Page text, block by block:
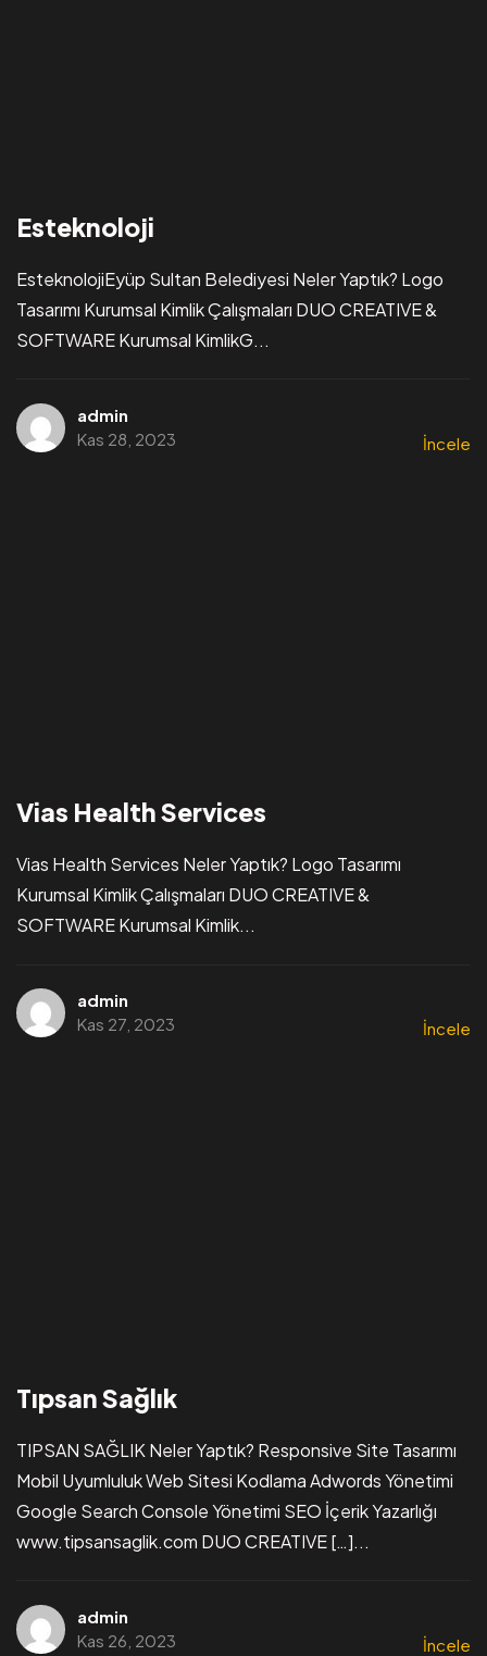
Esteknoloji
EsteknolojiEyüp Sultan Belediyesi Neler Yaptık? Logo
Tasarımı Kurumsal Kimlik Çalışmaları DUO CREATIVE &
SOFTWARE Kurumsal KimlikG...
admin
Kas 28, 2023
İncele
Vias Health Services
Vias Health Services Neler Yaptık? Logo Tasarımı
Kurumsal Kimlik Çalışmaları DUO CREATIVE &
SOFTWARE Kurumsal Kimlik...
admin
Kas 27, 2023
İncele
Tıpsan Sağlık
TIPSAN SAĞLIK Neler Yaptık? Responsive Site Tasarımı
Mobil Uyumluluk Web Sitesi Kodlama Adwords Yönetimi
Google Search Console Yönetimi SEO İçerik Yazarlığı
www.tipsansaglik.com DUO CREATIVE […]...
admin
Kas 26, 2023
İncele